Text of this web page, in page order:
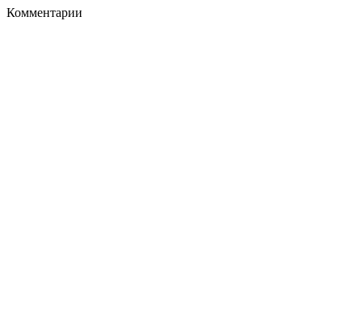
Комментарии